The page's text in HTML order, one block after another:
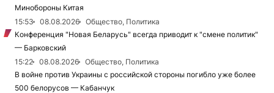
Минобороны Китая
15:53
08.08.2026
Общество, Политика
Конференция "Новая Беларусь" всегда приводит к "смене политик"
— Барковский
15:22
08.08.2026
Общество, Политика
В войне против Украины с российской стороны погибло уже более
500 белорусов — Кабанчук